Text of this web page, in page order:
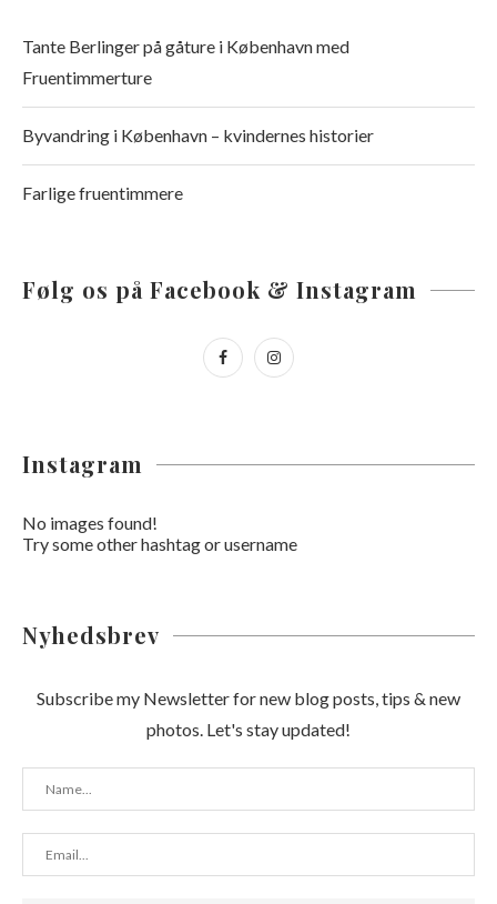
Tante Berlinger på gåture i København med
Fruentimmerture
Byvandring i København – kvindernes historier
Farlige fruentimmere
Følg os på Facebook & Instagram
Instagram
No images found!
Try some other hashtag or username
Nyhedsbrev
Subscribe my Newsletter for new blog posts, tips & new
photos. Let's stay updated!